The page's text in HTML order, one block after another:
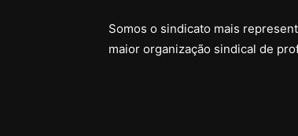
Somos o sindicato mais
maior organização sindical de